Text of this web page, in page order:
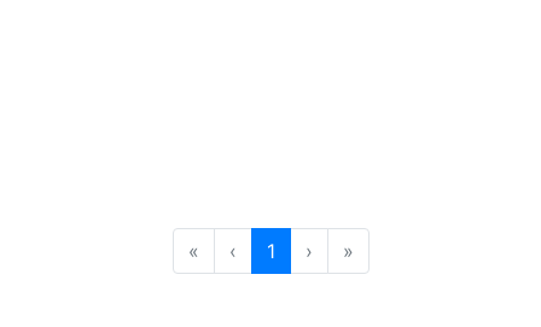
« ‹ 1 › »